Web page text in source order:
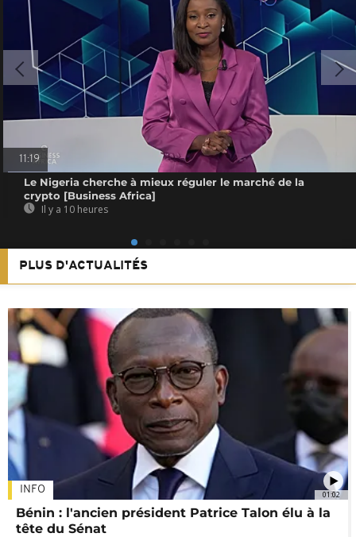
11:19
Le Nigeria cherche à mieux réguler le marché de la
crypto [Business Africa]
Il y a 10 heures
PLUS D'ACTUALITÉS
01:02
INFO
Bénin : l'ancien président Patrice Talon élu à la
tête du Sénat